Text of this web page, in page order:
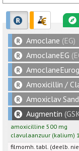
Amoclane (EG)
AmoclaneEG
Amoxicillin /
Amoxiclav
Augmentin
amoxicilline 500 mg
clavulaanzuur (kalium)
filmomh. tabl. (deelb.